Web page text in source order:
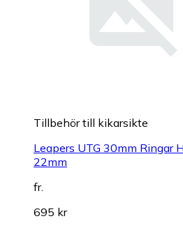
Tillbehör till kikarsikte
Leapers UTG 30mm Ringar
22mm
fr.
695 kr